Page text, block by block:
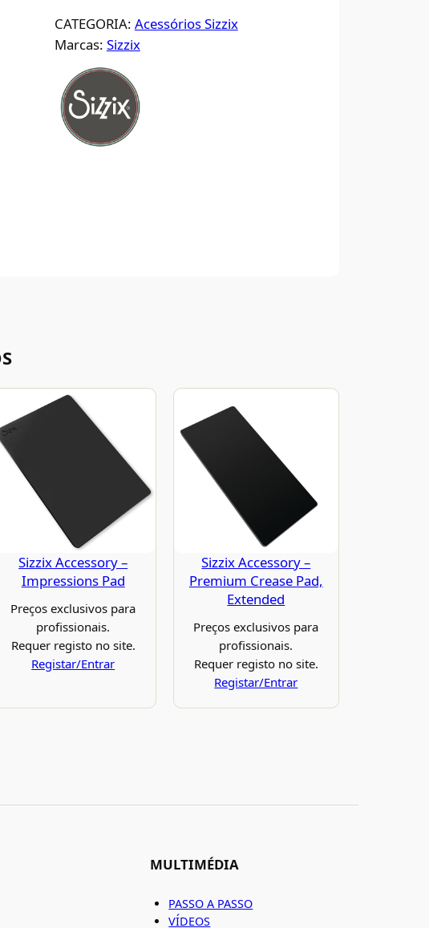
CATEGORIA: Acessórios Sizzix
Marcas: Sizzix
Sizzix Accessory –
Impressions Pad
Preços exclusivos para
profissionais.
Requer registo no site.
Registar/Entrar
Sizzix Accessory –
Premium Crease Pad,
Extended
Preços exclusivos para
profissionais.
Requer registo no site.
Registar/Entrar
MULTIMÉDIA
PASSO A PASSO
VÍDEOS